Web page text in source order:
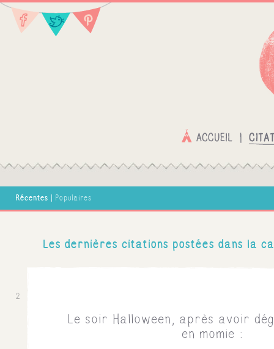
Récentes | Populaires
Les dernières citations postées dans la
Le soir Halloween, après avoir
en momie :
2